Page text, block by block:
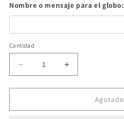
Nombre o mensaje para el globo:
Cantidad
Cantidad
Reducir
cantidad
para
Box
Aumentar
cantidad
para
Box
Agotado